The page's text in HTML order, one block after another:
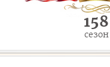
158
сезон